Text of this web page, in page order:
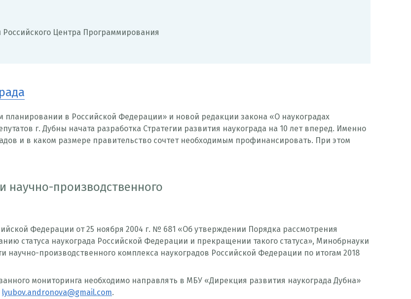
Центра Программирования
планировании в Российской Федерации» и новой редакции закона «О наукоградах
г. Дубны начата разработка Стратегии развития наукограда на 10 лет вперед. Именно
и в каком размере правительство сочтет необходимым профинансировать. При этом
научно-производственного
Федерации от 25 ноября 2004 г. № 681 «Об утверждении Порядка рассмотрения
статуса наукограда Российской Федерации и прекращении такого статуса», Минобрнауки
научно-производственного комплекса наукоградов Российской Федерации по итогам 2018
мониторинга необходимо направлять в МБУ «Дирекция развития наукограда Дубна»
lyubov.andronova@gmail.com.